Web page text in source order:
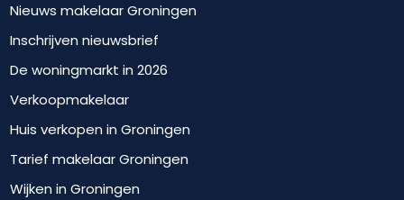
Nieuws makelaar Groningen
Inschrijven nieuwsbrief
De woningmarkt in 2026
Verkoopmakelaar
Huis verkopen in Groningen
Tarief makelaar Groningen
Wijken in Groningen